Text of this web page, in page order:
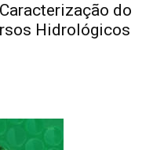
do
Hidrológicos